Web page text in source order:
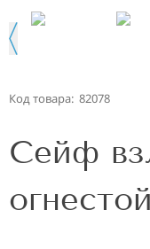
Код товара: 82078
Сейф